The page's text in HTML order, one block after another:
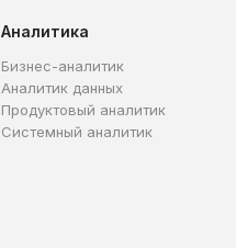
Аналитика
Бизнес-аналитик
Аналитик данных
Продуктовый аналитик
Системный аналитик